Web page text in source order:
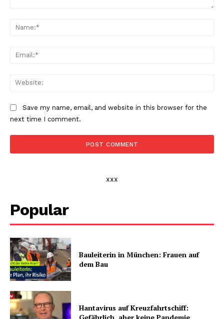
Save my name, email, and website in this browser for the
next time I comment.
xxx
Popular
Bauleiterin in München: Frauen auf
dem Bau
Hantavirus auf Kreuzfahrtschiff:
Gefährlich, aber keine Pandemie